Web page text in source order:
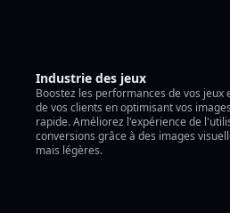
Industrie des jeux
Boostez les performances de vos
de vos clients en optimisant vos
rapide. Améliorez l'expérience de
conversions grâce à des images
mais légères.